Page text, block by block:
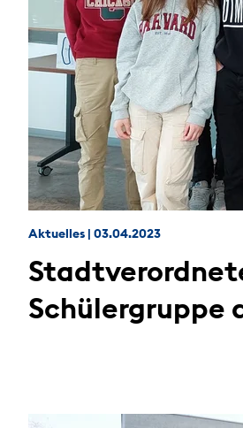
Aktuelles | 03.04.2023
Schülergruppe